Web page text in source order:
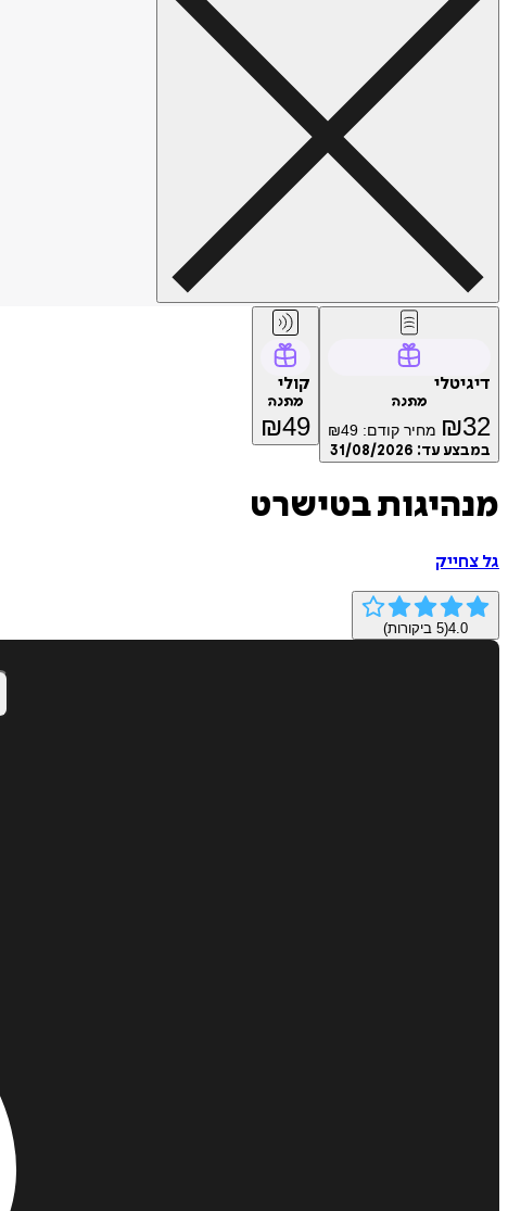
דיגיטלי
מתנה
₪32 מחיר קודם: ₪49
במבצע עד: 31/08/2026
קולי
מתנה
₪49
מנהיגות בטישרט
גל צחייק
4.0
(
5 ביקורות)